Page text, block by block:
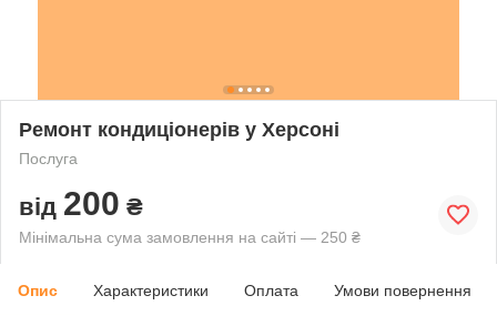
Ремонт кондиціонерів у Херсоні
Послуга
від 200 ₴
Мінімальна сума замовлення на сайті — 250 ₴
Опис Характеристики Оплата Умови повернення